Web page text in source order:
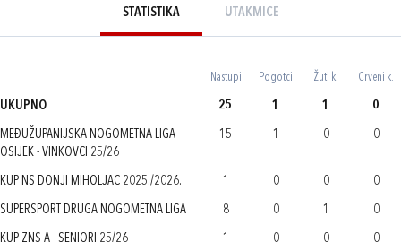
STATISTIKA UTAKMICE
Nastupi Pogotci Žuti k. Crveni k.
UKUPNO 25 1 1 0
MEĐUŽUPANIJSKA NOGOMETNA LIGA
OSIJEK - VINKOVCI 25/26
15 1 0 0
KUP NS DONJI MIHOLJAC 2025./2026. 1 0 0 0
SUPERSPORT DRUGA NOGOMETNA LIGA 8 0 1 0
KUP ZNS-A - SENIORI 25/26 1 0 0 0